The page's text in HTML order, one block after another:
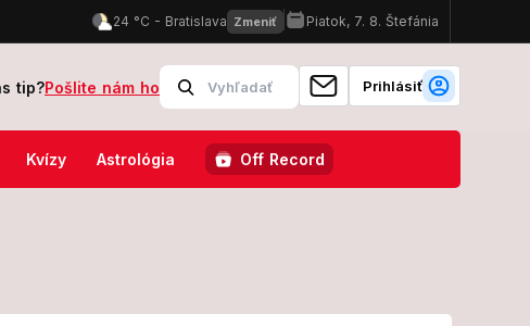
si to namieril na túru v ŠĽAPKÁCH Denný horoskop na
tip?Pošlite nám ho Prihlásiť
Kvízy Astrológia Off Record